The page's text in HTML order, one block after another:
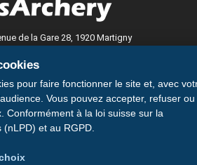
de la Gare 28, 1920 Martigny
CH49 0900 0000 1746 6115 0
pour faire fonctionner le site et, avec
Vous pouvez accepter, refuser ou
Conformément à la loi suisse sur la
et au RGPD.
sur votre smartphone
de membre E-Licence pour
et votre QR code toujours